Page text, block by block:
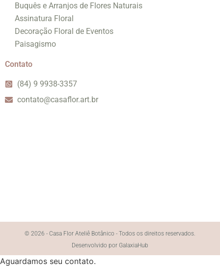
Buquês e Arranjos de Flores Naturais
Assinatura Floral
Decoração Floral de Eventos
Paisagismo
Contato
(84) 9 9938-3357
contato@casaflor.art.br
© 2026 - Casa Flor Ateliê Botânico - Todos os direitos reservados.
Desenvolvido por GalaxiaHub
Aguardamos seu contato.